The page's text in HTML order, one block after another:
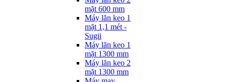
mặt 600 mm
Máy lăn keo 1
mặt 1,1 mét -
Sugii
Máy lăn keo 1
mặt 1300 mm
Máy lăn keo 2
mặt 1300 mm